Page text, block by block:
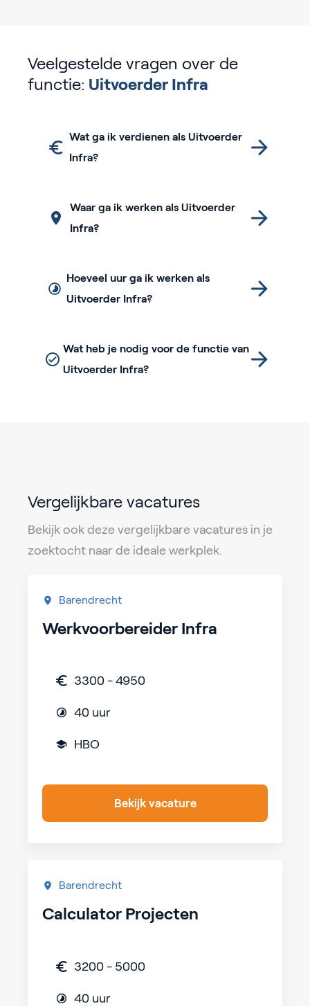
Veelgestelde vragen over de
functie: Uitvoerder Infra
Wat ga ik verdienen als Uitvoerder
Infra?
Waar ga ik werken als Uitvoerder
Infra?
Hoeveel uur ga ik werken als
Uitvoerder Infra?
Wat heb je nodig voor de functie van
Uitvoerder Infra?
Vergelijkbare vacatures
Bekijk ook deze vergelijkbare vacatures in je
zoektocht naar de ideale werkplek.
Barendrecht
Werkvoorbereider Infra
3300 - 4950
40 uur
HBO
Bekijk vacature
Barendrecht
Calculator Projecten
3200 - 5000
40 uur